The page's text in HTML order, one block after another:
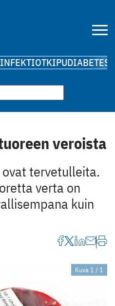
INFEKTIOTKIPUDIABETES
veroista
tervetulleita.
verta on
kuin
Kuva 1 / 1